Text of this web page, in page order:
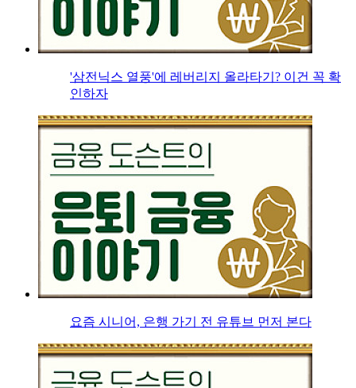
'삼전닉스 열풍'에 레버리지 올라타기? 이건 꼭 확
인하자
요즘 시니어, 은행 가기 전 유튜브 먼저 본다